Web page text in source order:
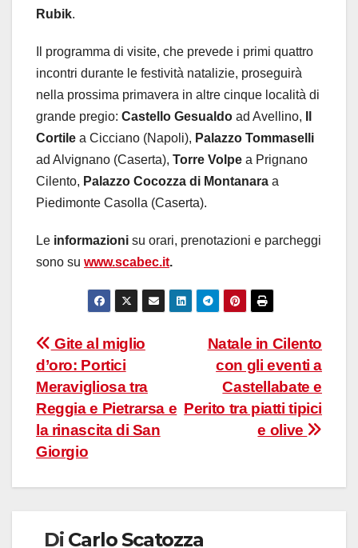
Rubik.
Il programma di visite, che prevede i primi quattro
incontri durante le festività natalizie, proseguirà
nella prossima primavera in altre cinque località di
grande pregio: Castello Gesualdo ad Avellino,
Cortile a Cicciano (Napoli), Palazzo Tommaselli
ad Alvignano (Caserta), Torre Volpe a Prignano
Cilento, Palazzo Cocozza di Montanara a
Piedimonte Casolla (Caserta).
Le informazioni su orari, prenotazioni e parcheggi
sono su www.scabec.it.
Navigazione
articoli
Natale in Cilento
con gli eventi a
Castellabate e
Perito tra piatti tipici
e olive
Gite al miglio
d’oro: Portici
Meravigliosa tra
Reggia e Pietrarsa e
la rinascita di San
Giorgio
Di Carlo Scatozza